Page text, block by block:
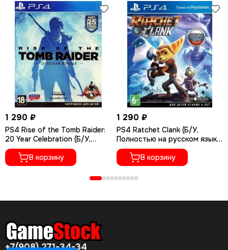
1 290 ₽
PS4 Rise of the Tomb Raider:
20 Year Celebration (Б/У,
Полностью на русском языке,
CUSA-05716)
В корзину
1 290 ₽
PS4 Ratchet Сlank (Б/У,
Полностью на русском языке,
CUSA-01073)
В корзину
+7(908) 271-34-34